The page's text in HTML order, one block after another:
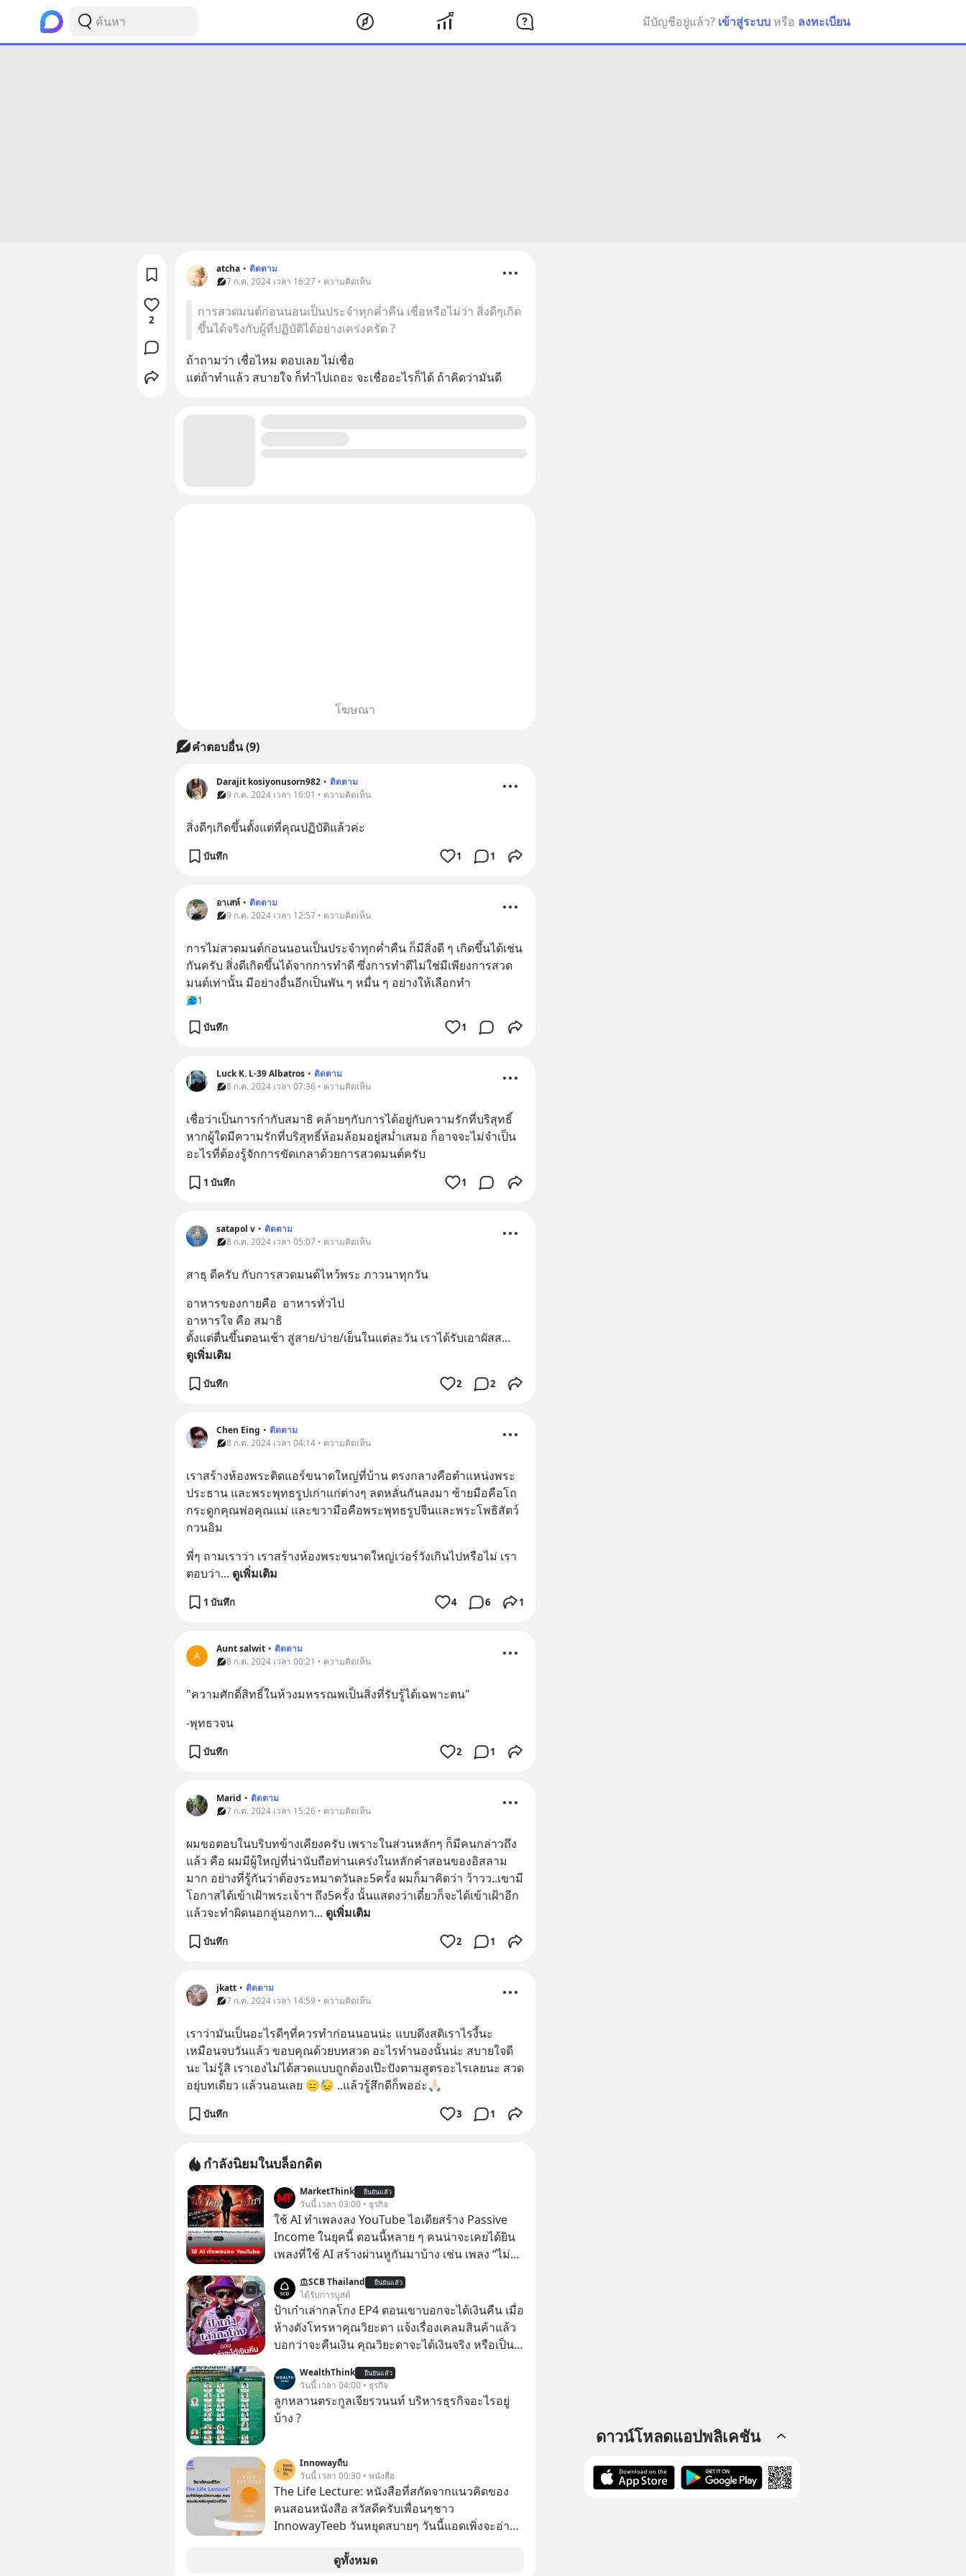
มีบัญชีอยู่แล้ว? เข้าสู่ระบบ หรือ ลงทะเบียน
atcha • ติดตาม
7 ก.ค. 2024 เวลา 16:27 • ความคิดเห็น
การสวดมนต์ก่อนนอนเป็นประจำทุกค่ำคืน เชื่อหรือไม่ว่า สิ่งดีๆเกิด
ขึ้นได้จริงกับผู้ที่ปฏิบัติได้อย่างเคร่งครัด ?
ถ้าถามว่า เชื่อไหม ตอบเลย ไม่เชื่อ
แต่ถ้าทำแล้ว สบายใจ ก็ทำไปเถอะ จะเชื่ออะไรก็ได้ ถ้าคิดว่ามันดี
2
โฆษณา
คำตอบอื่น(9)
Darajit kosiyonusorn982 • ติดตาม
9 ก.ค. 2024 เวลา 16:01 • ความคิดเห็น
สิ่งดีๆเกิดขึ้นตั้งแต่ที่คุณปฏิบัติแล้วค่ะ
บันทึก 1 1
อาเสห์ • ติดตาม
9 ก.ค. 2024 เวลา 12:57 • ความคิดเห็น
การไม่สวดมนต์ก่อนนอนเป็นประจำทุกค่ำคืน ก็มีสิ่งดี ๆ เกิดขึ้นได้เช่น
กันครับ สิ่งดีเกิดขึ้นได้จากการทำดี ซึ่งการทำดีไม่ใช่มีเพียงการสวด
มนต์เท่านั้น มีอย่างอื่นอีกเป็นพัน ๆ หมื่น ๆ อย่างให้เลือกทำ
1
บันทึก 1
Luck K. L-39 Albatros • ติดตาม
8 ก.ค. 2024 เวลา 07:36 • ความคิดเห็น
เชื่อว่าเป็นการกำกับสมาธิ คล้ายๆกับการได้อยู่กับความรักที่บริสุทธิ์
หากผู้ใดมีความรักที่บริสุทธิ์ห้อมล้อมอยู่สม่ำเสมอ ก็อาจจะไม่จำเป็น
อะไรที่ต้องรู้จักการขัดเกลาด้วยการสวดมนต์ครับ
1 บันทึก 1
satapol​ v • ติดตาม
8 ก.ค. 2024 เวลา 05:07 • ความคิดเห็น
สาธุ​ ดีครับ​ กับการสวดมนต์ไหว้พระ​ ภาวนาทุกวัน​
อาหารของกายคือ​  อาหารทั่วไป
อาหารใจ คือ สมาธิ
ตั้งแต่ตื่นขึ้นตอนเช้า​ สู่สาย​/บ่าย​/เย็นในแต่ละวัน​ เราได้รับเอาผัสส...
ดูเพิ่มเติม
บันทึก 2 2
Chen Eing • ติดตาม
8 ก.ค. 2024 เวลา 04:14 • ความคิดเห็น
เราสร้างห้องพระติดแอร์ขนาดใหญ่ที่บ้าน ตรงกลางคือตำแหน่งพระ
ประธาน และพระพุทธรูปเก่าแก่ต่างๆ ลดหลั่นกันลงมา ซ้ายมือคือโถ
กระดูกคุณพ่อคุณแม่ และขวามือคือพระพุทธรูปจีนและพระโพธิสัตว์
กวนอิม
พี่ๆ ถามเราว่า เราสร้างห้องพระขนาดใหญ่เว่อร์วังเกินไปหรือไม่ เรา
ตอบว่า... ดูเพิ่มเติม
1 บันทึก 4 6 1
A
Aunt salwit • ติดตาม
8 ก.ค. 2024 เวลา 00:21 • ความคิดเห็น
"ความศักดิ์สิทธิ์ในห้วงมหรรณพเป็นสิ่งที่รับรู้ได้เฉพาะตน"
-พุทธวจน
บันทึก 2 1
Marid • ติดตาม
7 ก.ค. 2024 เวลา 15:26 • ความคิดเห็น
ผมขอตอบในบริบทข้างเคียงครับ เพราะในส่วนหลักๆ ก็มีคนกล่าวถึง
แล้ว คือ ผมมีผู้ใหญ่ที่น่านับถือท่านเคร่งในหลักคำสอนของอิสลาม
มาก อย่างที่รู้กันว่าต้องระหมาดวันละ5ครั้ง ผมก็มาคิดว่า ว้าวว..เขามี
โอกาสได้เข้าเฝ้าพระเจ้าฯ ถึง5ครั้ง นั้นแสดงว่าเดี๋ยวก็จะได้เข้าเฝ้าอีก
แล้วจะทำผิดนอกลู่นอกทา... ดูเพิ่มเติม
บันทึก 2 1
jkatt • ติดตาม
7 ก.ค. 2024 เวลา 14:59 • ความคิดเห็น
เราว่ามันเป็นอะไรดีๆที่ควรทำก่อนนอนน่ะ แบบดึงสติเราไรงี้นะ
เหมือนจบวันแล้ว ขอบคุณด้วยบทสวด อะไรทำนองนั้นน่ะ สบายใจดี
นะ ไม่รู้สิ เราเองไม่ได้สวดแบบถูกต้องเป๊ะปังตามสูตรอะไรเลยนะ สวด
อยุ่บทเดียว แล้วนอนเลย 😑😓 ..แล้วรู้สึกดีก็พออ่ะ🙏🏻
บันทึก 3 1
กำลังนิยมในบล็อกดิต
MarketThink ยืนยันแล้ว
วันนี้ เวลา 03:00 • ธุรกิจ
ใช้ AI ทำเพลงลง YouTube ไอเดียสร้าง Passive
Income ในยุคนี้ ตอนนี้หลาย ๆ คนน่าจะเคยได้ยิน
เพลงที่ใช้ AI สร้างผ่านหูกันมาบ้าง เช่น เพลง “ไม่มี
ตอนนี้มียอดรับชมกว่า 26 ล้านครั้งแล้ว
SCB Thailand ยืนยันแล้ว
ได้รับการบูสต์
ป้าเก๋าเล่ากลโกง EP4 ตอนเขาบอกจะได้เงินคืน เมื่อ
ห้างดังโทรหาคุณวิยะดา แจ้งเรื่องเคลมสินค้าแล้ว
บอกว่าจะคืนเงิน คุณวิยะดาจะได้เงินจริง หรือเป็น
ตอน “เขาบอกว่าจะได้เงินคืน” #ป้าเก๋าเล่ากลโกง
#แก้เกมกลโกง #อยู่อย่างยั่งยืน #Cybersecurity
#เตือนภัยออนไลน์
WealthThink ยืนยันแล้ว
วันนี้ เวลา 04:00 • ธุรกิจ
ลูกหลานตระกูลเจียรวนนท์ บริหารธุรกิจอะไรอยู่
บ้าง ?
Innowayถีบ
วันนี้ เวลา 00:30 • หนังสือ
The Life Lecture: หนังสือที่สกัดจากแนวคิดของ
คนสอนหนังสือ สวัสดีครับเพื่อนๆชาว
InnowayTeeb วันหยุดสบายๆ วันนี้แอดเพิ่งจะอ่าน
ดูทั้งหมด
ดาวน์โหลดแอปพลิเคชัน